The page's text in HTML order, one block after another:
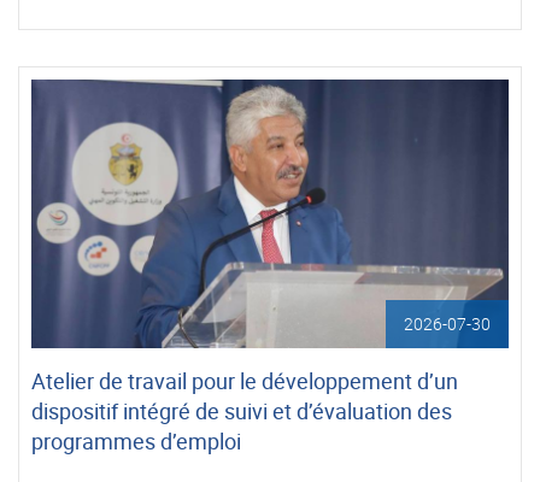
2026-07-30
Atelier de travail pour le développement d’un
dispositif intégré de suivi et d’évaluation des
programmes d’emploi